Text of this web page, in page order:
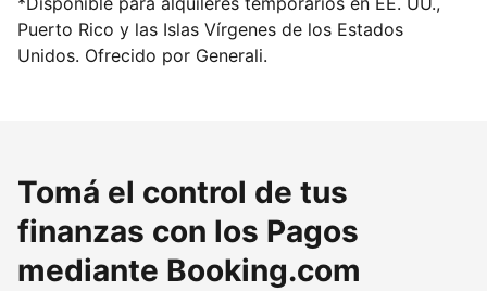
Puerto Rico y las Islas Vírgenes de los Estados
Unidos. Ofrecido por Generali.
Tomá el control de tus
finanzas con los Pagos
mediante Booking.com